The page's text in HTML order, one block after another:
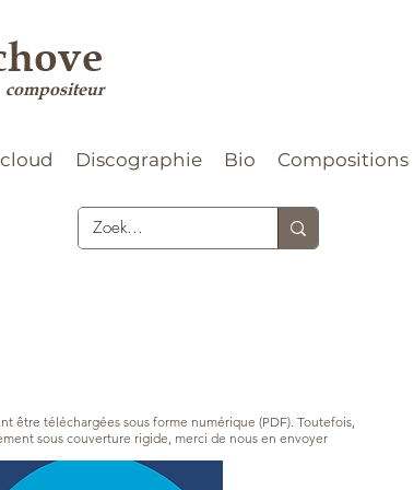
compositeur
Discographie Bio Compositions
être téléchargées sous forme numérique (PDF). Toutefois,
sous couverture rigide, merci de nous en envoyer